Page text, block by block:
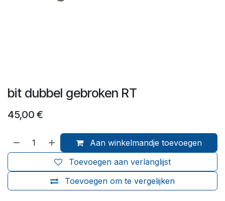
bit dubbel gebroken RT
45,00 €
Aan winkelmandje toevoegen
Toevoegen om te vergelijken
Toevoegen aan verlanglijst